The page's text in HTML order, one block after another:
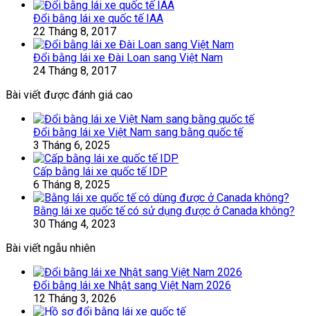
Đổi bằng lái xe quốc tế IAA
22 Tháng 8, 2017
Đổi bằng lái xe Đài Loan sang Việt Nam
24 Tháng 8, 2017
Bài viết được đánh giá cao
Đổi bằng lái xe Việt Nam sang bằng quốc tế
3 Tháng 6, 2025
Cấp bằng lái xe quốc tế IDP
6 Tháng 8, 2025
Bằng lái xe quốc tế có sử dụng được ở Canada không?
30 Tháng 4, 2023
Bài viết ngẫu nhiên
Đổi bằng lái xe Nhật sang Việt Nam 2026
12 Tháng 3, 2026